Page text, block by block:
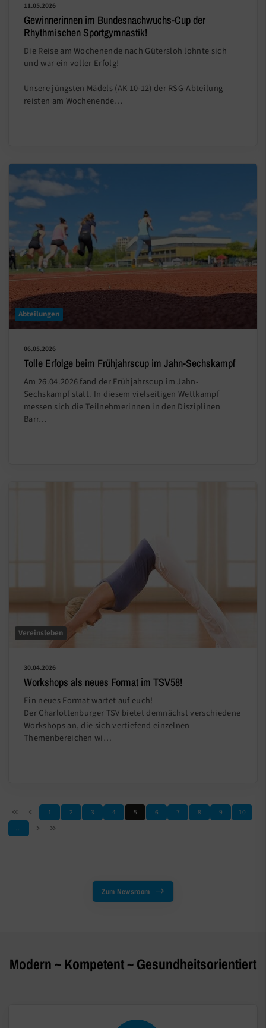
11.05.2026
Gewinnerinnen im Bundesnachwuchs-Cup der
Rhythmischen Sportgymnastik!
Die Reise am Wochenende nach Gütersloh lohnte sich
und war ein voller Erfolg!
Unsere jüngsten Mädels (AK 10-12) der RSG-Abteilung
reisten am Wochenende…
Abteilungen
06.05.2026
Tolle Erfolge beim Frühjahrscup im Jahn-Sechskampf
Am 26.04.2026 fand der Frühjahrscup im Jahn-
Sechskampf statt. In diesem vielseitigen Wettkampf
messen sich die Teilnehmerinnen in den Disziplinen
Barr…
Vereinsleben
30.04.2026
Workshops als neues Format im TSV58!
Ein neues Format wartet auf euch!
Der Charlottenburger TSV bietet demnächst verschiedene
Workshops an, die sich vertiefend einzelnen
Themenbereichen wi…
1 2 3 4 5 6 7 8 9
10
…
Zum Newsroom
Modern ~ Kompetent ~ Gesundheitsorientiert